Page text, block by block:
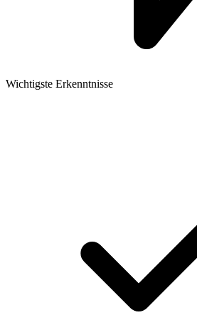
Wichtigste Erkenntnisse